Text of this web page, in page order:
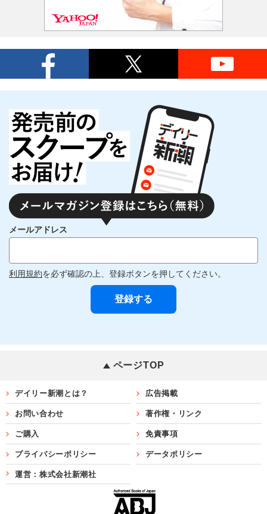
メールアドレス
利用規約を必ず確認の上、登録ボタンを押してください。
ページTOP
デイリー新潮とは？ 広告掲載
お問い合わせ 著作権・リンク
ご購入 免責事項
プライバシーポリシー データポリシー
運営：株式会社新潮社